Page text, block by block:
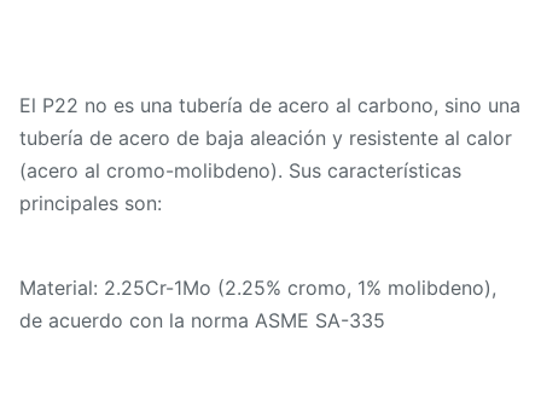
El P22 no es una tubería de acero al carbono, sino una
tubería de acero de baja aleación y resistente al calor
(acero al cromo-molibdeno). Sus características
principales son:
Material: 2.25Cr-1Mo (2.25% cromo, 1% molibdeno),
de acuerdo con la norma ASME SA-335